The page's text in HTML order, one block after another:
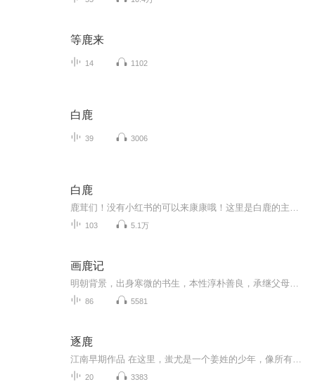
等鹿来
14 1102
白鹿
39 3006
白鹿
103 5.1万
画鹿记
86 5581
逐鹿
20 3383